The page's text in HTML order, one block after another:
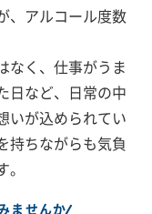
、アルコール度数
なく、仕事がうま
日など、日常の中
いが込められてい
持ちながらも気負
。
ませんか